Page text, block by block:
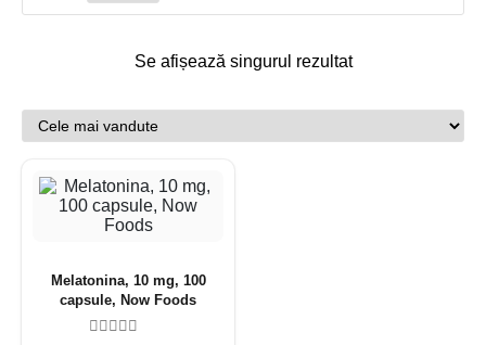
Se afișează singurul rezultat
Melatonina, 10 mg, 100
capsule, Now Foods